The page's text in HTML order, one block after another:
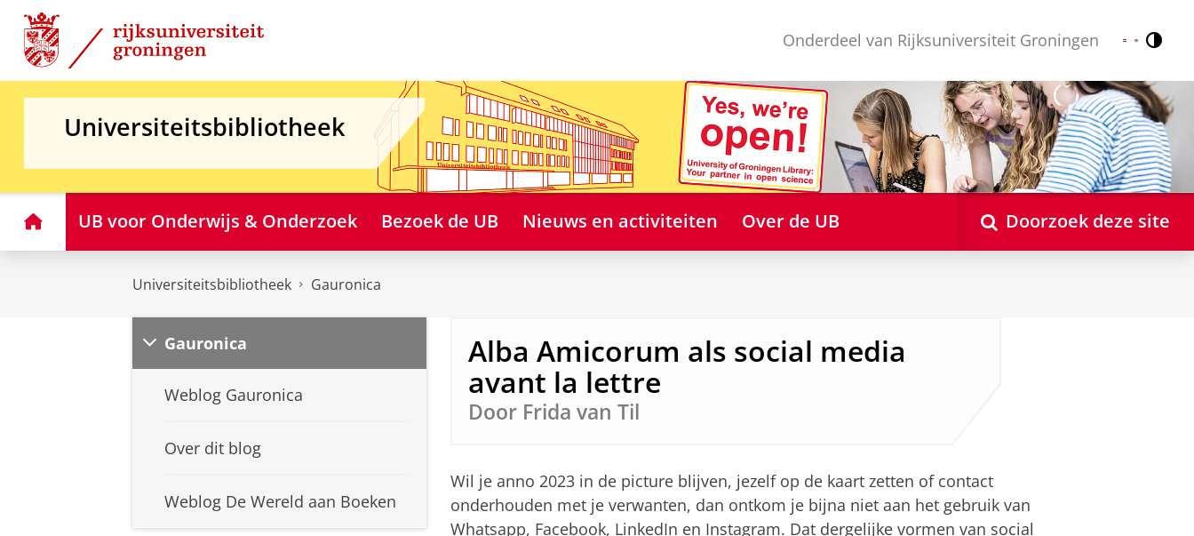
Skip
Content
Skip
Navigation
Onderdeel van Rijksuniversiteit Groningen Nederlands
English
Universiteitsbibliotheek
HomeUB voor Onderwijs & Onderzoek Bezoek de UB Nieuws en activiteiten Over de UB Doorzoek deze site
Universiteitsbibliotheek Gauronica
Gauronica
Weblog Gauronica
Over dit blog
Weblog De Wereld aan Boeken
Alba Amicorum als social media
avant la lettre
Door Frida van Til
Wil je anno 2023 in de picture blijven, jezelf op de kaart zetten of contact
onderhouden met je verwanten, dan ontkom je bijna niet aan het gebruik van
Whatsapp, Facebook, LinkedIn en Instagram. Dat dergelijke vormen van social